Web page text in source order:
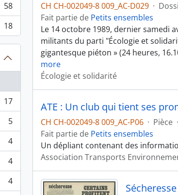
58
18
17
5
4
4
4
CH CH-002049-8 009_AC-D029 ·
Fait partie de Petits ensembles
Le 14 octobre 1989, dernier samedi
militants du parti "Écologie et
gigantesque piéton » (24 heures,
more
Écologie et solidarité
ATE : Un club qui tient ses
CH CH-002049-8 009_AC-P06 · Pièce ·
Fait partie de Petits ensembles
Un dépliant contenant des
Association Transports